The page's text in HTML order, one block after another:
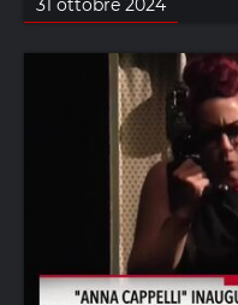
31 ottobre 2024